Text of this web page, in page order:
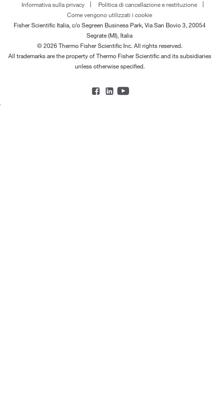
Informativa sulla privacy
Politica di cancellazione e restituzione
Come vengono utilizzati i cookie
Fisher Scientific Italia, c/o Segreen Business Park, Via San Bovio 3, 20054
Segrate (MI), Italia
© 2026 Thermo Fisher Scientific Inc. All rights reserved.
All trademarks are the property of Thermo Fisher Scientific and its subsidiaries
unless otherwise specified.